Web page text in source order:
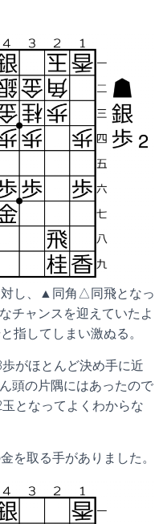
し、▲同角△同飛となっ
チャンスを迎えていたよ
指してしまい激ぬる。
ほとんど決め手に近
頭の片隅にはあったので
となってよくわからな
取る手がありました。